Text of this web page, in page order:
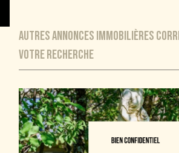
autres annonces immobilières correspondant à
votre recherche